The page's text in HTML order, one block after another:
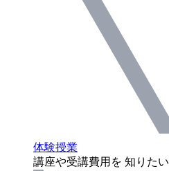
体験授業
講座や受講費用を 知りたい